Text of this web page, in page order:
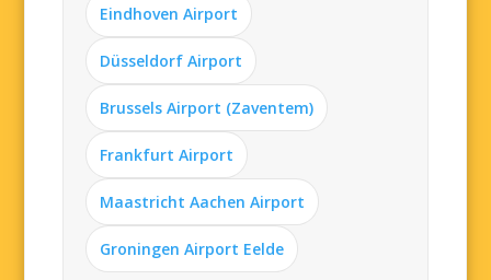
Eindhoven Airport
Düsseldorf Airport
Brussels Airport (Zaventem)
Frankfurt Airport
Maastricht Aachen Airport
Groningen Airport Eelde